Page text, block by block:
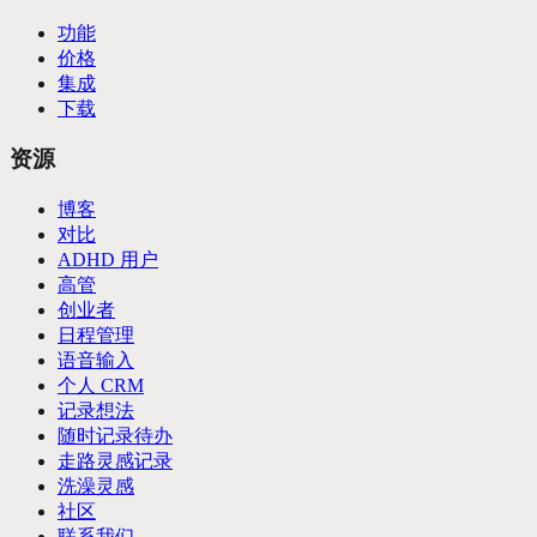
功能
价格
集成
下载
资源
博客
对比
ADHD 用户
高管
创业者
日程管理
语音输入
个人 CRM
记录想法
随时记录待办
走路灵感记录
洗澡灵感
社区